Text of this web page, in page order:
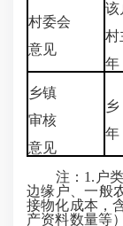
村委会
意见
该
年
乡镇
审核
意见
年
注：1.户类
边缘户、一般
接物化成本，
产资料数量等